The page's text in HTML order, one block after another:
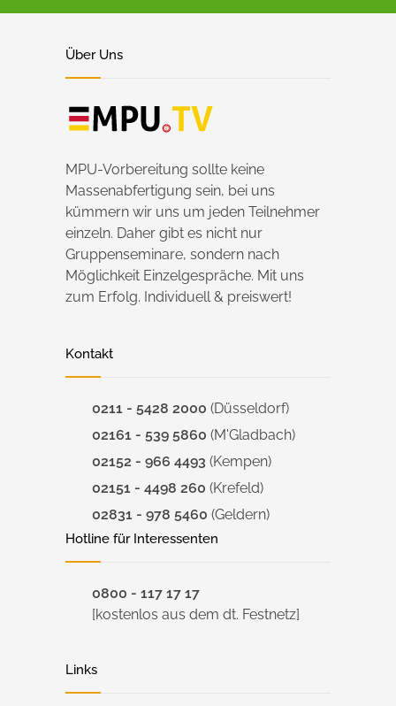
Über Uns
MPU-Vorbereitung sollte keine
Massenabfertigung sein, bei uns
kümmern wir uns um jeden Teilnehmer
einzeln. Daher gibt es nicht nur
Gruppenseminare, sondern nach
Möglichkeit Einzelgespräche. Mit uns
zum Erfolg. Individuell & preiswert!
Kontakt
0211 - 5428 2000 (Düsseldorf)
02161 - 539 5860 (M'Gladbach)
02152 - 966 4493 (Kempen)
02151 - 4498 260 (Krefeld)
02831 - 978 5460 (Geldern)
Hotline für Interessenten
0800 - 117 17 17
[kostenlos aus dem dt. Festnetz]
Links